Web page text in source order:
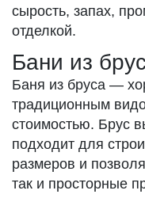
сырость, запах,
отделкой.
Бани из
Баня из бруса —
традиционным
стоимостью. Брус
подходит для
размеров и
так и просторные